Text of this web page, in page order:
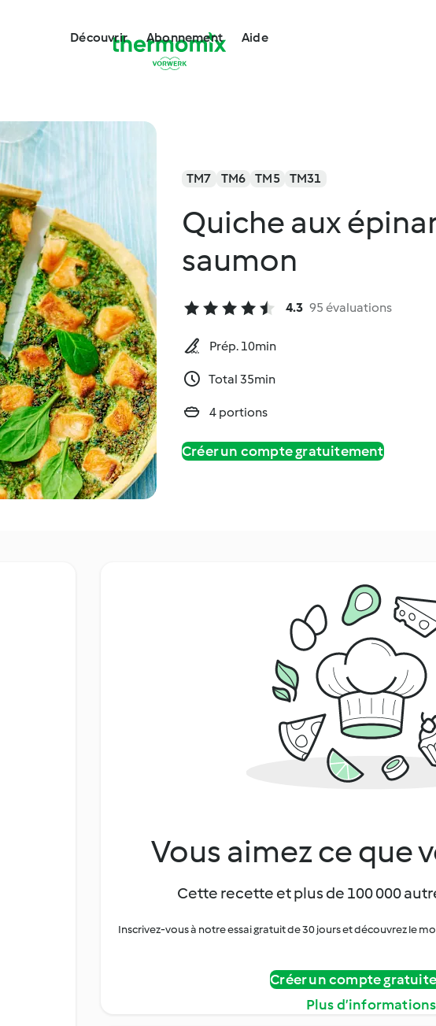
Découvrir Abonnement Aide
TM7 TM6 TM5 TM31
Quiche aux
saumon
4.3 95 évaluations
Prép. 10min
Total 35min
4 portions
Créer un compte gratuitement
Vous aimez ce que
Cette recette et plus de 100 000
Inscrivez-vous à notre essai gratuit de 30 jours et découvrez le
Créer un compte
Plus d’informations